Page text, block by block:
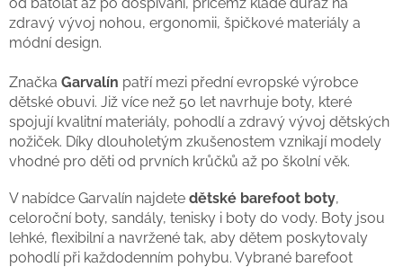
zdravý vývoj nohou, ergonomii, špičkové materiály a
módní design.
Značka Garvalín patří mezi přední evropské výrobce
dětské obuvi. Již více než 50 let navrhuje boty, které
spojují kvalitní materiály, pohodlí a zdravý vývoj dětských
nožiček. Díky dlouholetým zkušenostem vznikají modely
vhodné pro děti od prvních krůčků až po školní věk.
V nabídce Garvalín najdete dětské barefoot boty,
celoroční boty, sandály, tenisky i boty do vody. Boty jsou
lehké, flexibilní a navržené tak, aby dětem poskytovaly
pohodlí při každodenním pohybu. Vybrané barefoot